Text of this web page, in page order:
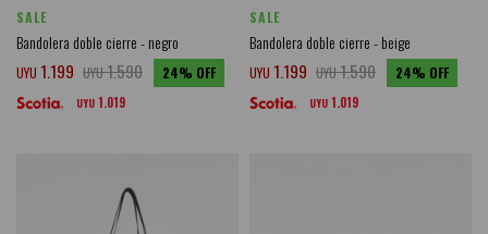
SALE
Bandolera doble cierre - negro
UYU 1.199 UYU1.590 24
UYU 1.019
SALE
Bandolera doble cierre - beige
UYU 1.199 UYU1.590 24
UYU 1.019